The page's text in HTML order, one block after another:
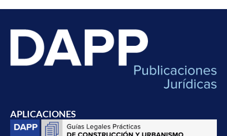
APLICACIONES